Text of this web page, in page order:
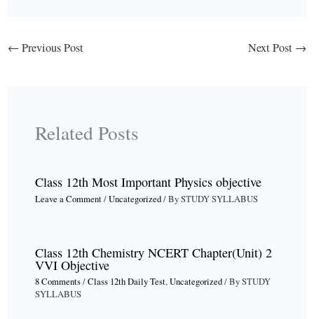
← Previous Post Next Post →
Related Posts
Class 12th Most Important Physics objective
Leave a Comment/Uncategorized/ BySTUDY SYLLABUS
Class 12th Chemistry NCERT Chapter(Unit) 2
VVI Objective
8 Comments/Class 12th Daily Test,Uncategorized/ BySTUDY
SYLLABUS